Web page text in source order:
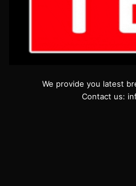
We provide you latest
Contact us: